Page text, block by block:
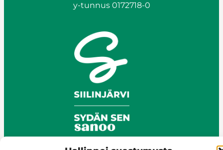
y-tunnus 0172718-0